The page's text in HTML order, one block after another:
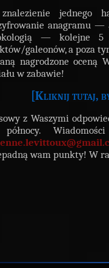
jednego
anagramu —
— kolejne 5
galeonów, a poza
nagrodzone oceną
w zabawie!
[Kliknij tutaj,
z Waszymi
wam punkty! W